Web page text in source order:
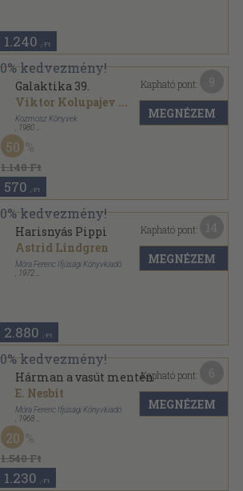
1.240 ,-Ft
Galaktika 39.
Viktor Kolupajev ...
Kozmosz Könyvek
1980
Ragasztott papírkötés
Galaktika sorozat
1.140 Ft
50
570 ,-Ft
Kapható pont:
MEGNÉZEM
Harisnyás Pippi
Astrid Lindgren
Móra Ferenc Ifjúsági Könyvkiadó
1972
2.880 ,-Ft
Kapható pont:
MEGNÉZEM
Hárman a vasút mentén
E. Nesbit
Móra Ferenc Ifjúsági Könyvkiadó
1968
Könyvkötői kötés
Delfin könyvek sorozat
1.540 Ft
20
1.230 ,-Ft
Kapható pont:
MEGNÉZEM